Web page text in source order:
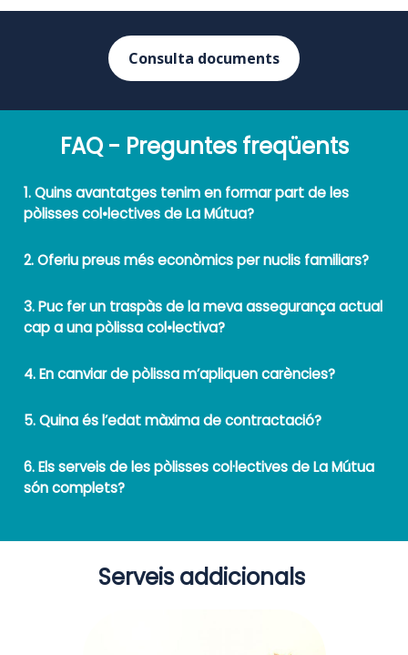
Consulta documents
FAQ - Preguntes freqüents
1. Quins avantatges tenim en formar part de les
pòlisses col•lectives de La Mútua?
2. Oferiu preus més econòmics per nuclis familiars?
3. Puc fer un traspàs de la meva assegurança actual
cap a una pòlissa col•lectiva?
4. En canviar de pòlissa m’apliquen carències?
5. Quina és l’edat màxima de contractació?
6. Els serveis de les pòlisses col·lectives de La Mútua
són complets?
Serveis addicionals